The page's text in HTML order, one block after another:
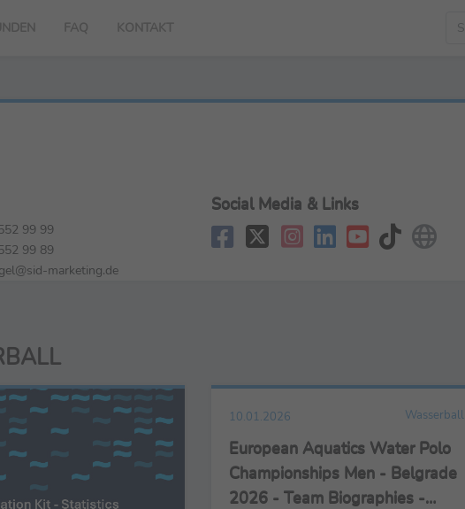
FAQ KONTAKT
99 99
99 89
marketing.de
Social Media & Links
10.01.2026 Wasserball
European Aquatics Water Polo
Championships Men - Belgrade
2026 - Team Biographies -